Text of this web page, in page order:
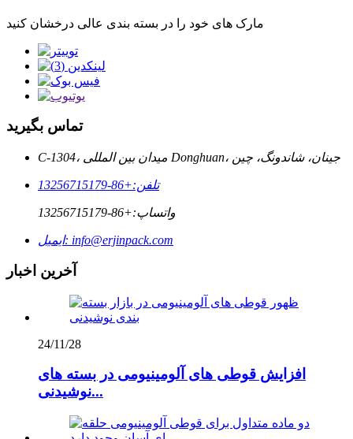
مارک های خود را در بسته بندی عالی درخشان کنید
تماس بگیرید
C-1304، میدان بین المللی Donghuan، جینان، شاندونگ، چین
تلفن:+86-13256715179
واتساپ:+86-13256715179
ایمیل: info@erjinpack.com
آخرین اخبار
24/11/28
افزایش قوطی های آلومینیومی در بسته های
نوشیدنی...